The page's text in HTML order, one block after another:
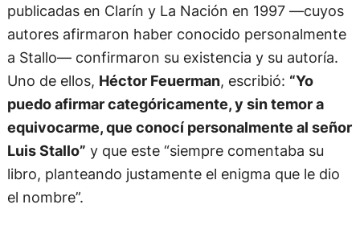
publicadas en Clarín y La Nación en 1997 —cuyos
autores afirmaron haber conocido personalmente
a Stallo— confirmaron su existencia y su autoría.
Uno de ellos, Héctor Feuerman, escribió: “Yo
puedo afirmar categóricamente, y sin temor a
equivocarme, que conocí personalmente al señor
Luis Stallo” y que este “siempre comentaba su
libro, planteando justamente el enigma que le dio
el nombre”.